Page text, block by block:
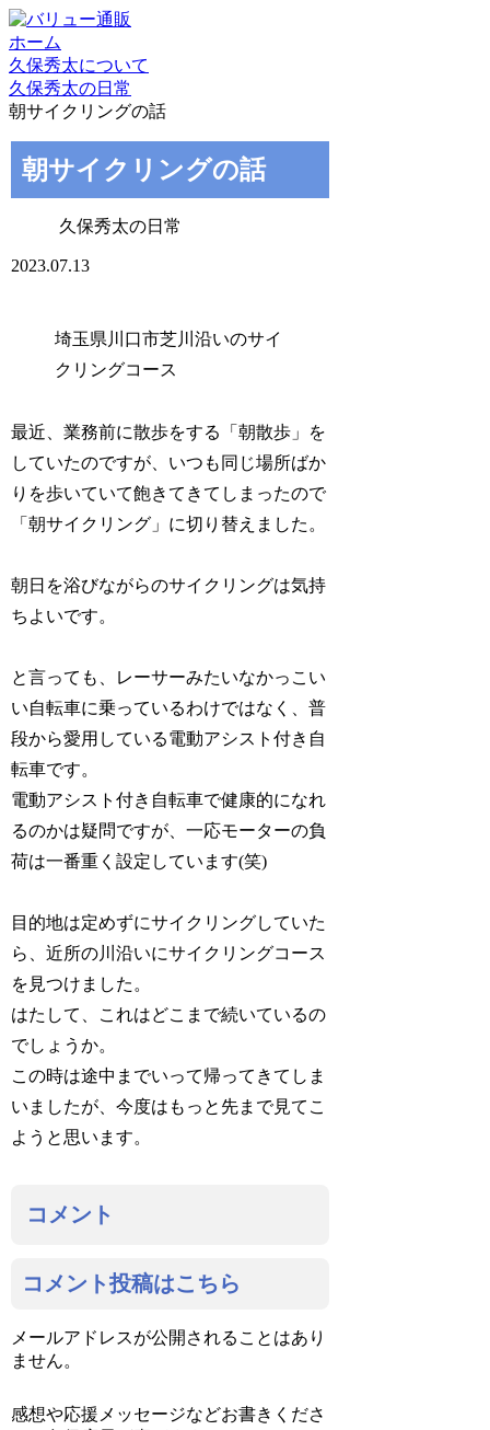
ホーム
久保秀太について
久保秀太の日常
朝サイクリングの話
朝サイクリングの話
久保秀太の日常
2023.07.13
埼玉県川口市芝川沿いのサイ
クリングコース
最近、業務前に散歩をする「朝散歩」を
していたのですが、いつも同じ場所ばか
りを歩いていて飽きてきてしまったので
「朝サイクリング」に切り替えました。
朝日を浴びながらのサイクリングは気持
ちよいです。
と言っても、レーサーみたいなかっこい
い自転車に乗っているわけではなく、普
段から愛用している電動アシスト付き自
転車です。
電動アシスト付き自転車で健康的になれ
るのかは疑問ですが、一応モーターの負
荷は一番重く設定しています(笑)
目的地は定めずにサイクリングしていた
ら、近所の川沿いにサイクリングコース
を見つけました。
はたして、これはどこまで続いているの
でしょうか。
この時は途中までいって帰ってきてしま
いましたが、今度はもっと先まで見てこ
ようと思います。
コメント
コメント投稿はこちら
メールアドレスが公開されることはあり
ません。
感想や応援メッセージなどお書きくださ